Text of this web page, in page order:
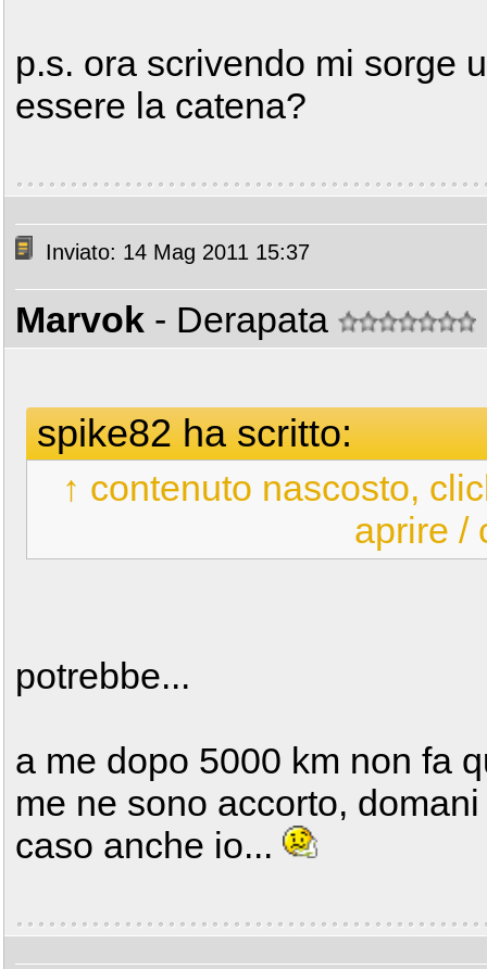
p.s. ora scrivendo mi sorge
essere la catena?
Inviato: 14 Mag 2011 15:37
Marvok - Derapata
spike82 ha scritto:
↑ contenuto nascosto,
aprire /
potrebbe...
a me dopo 5000 km non fa
me ne sono accorto,
caso anche io...